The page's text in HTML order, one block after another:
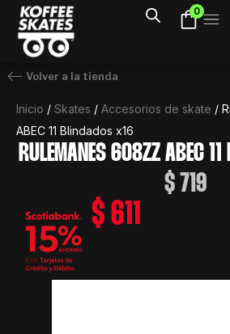
contenido
0
Volver a la tienda
Inicio / Skates / Accesorios de skate /
ABEC 11 Blindados x16
RULEMANES 608ZZ ABEC
$ 719
$ 611